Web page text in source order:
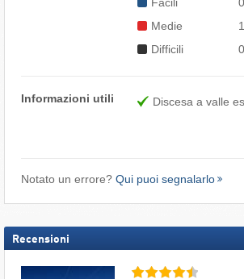
Medie
Difficili
Informazioni utili Discesa a valle
Notato un errore? Qui puoi segnalarlo
Recensioni